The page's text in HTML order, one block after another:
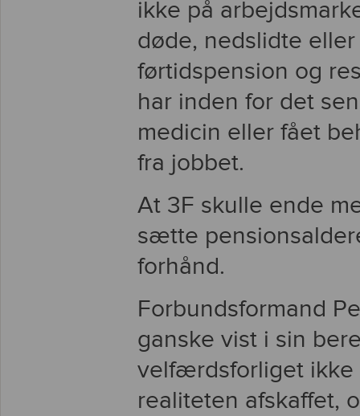
ikke på
døde, nedslidte
førtidspension og
har inden for det
medicin eller fået
fra jobbet.
At 3F skulle ende
sætte
forhånd.
Forbundsformand
ganske vist i sin
velfærdsforliget ikke
realiteten afskaffet,